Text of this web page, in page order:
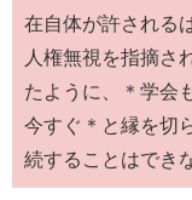
在自体が許される
人権無視を指摘さ
たように、＊学会
今すぐ＊と縁を切
続することはでき